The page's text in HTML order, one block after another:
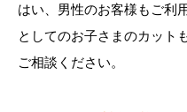
はい、男性のお客様もご利
としてのお子さまのカット
ご相談ください。